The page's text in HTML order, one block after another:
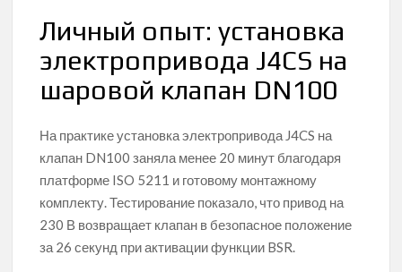
Личный опыт: установка
электропривода J4CS на
шаровой клапан DN100
На практике установка электропривода J4CS на
клапан DN100 заняла менее 20 минут благодаря
платформе ISO 5211 и готовому монтажному
комплекту. Тестирование показало, что привод на
230 В возвращает клапан в безопасное положение
за 26 секунд при активации функции BSR.